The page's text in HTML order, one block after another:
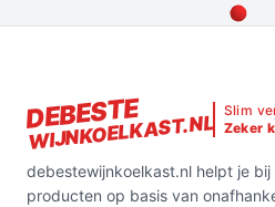
DEBESTE
WIJNKOELKAST.NL
Slim
Zeker
debestewijnkoelkast.nl helpt je
producten op basis van